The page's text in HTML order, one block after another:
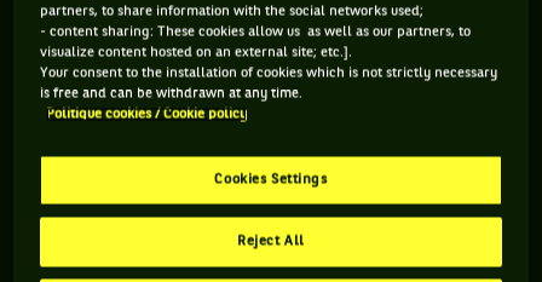
Vous devez accepter les cookies de type
"Réseaux sociaux" pour pouvoir accéder à ce
contenu
partners, to share information with the social networks used;
- content sharing: These cookies allow us as well as our partners, to
visualize content hosted on an external site; etc.].
Your consent to the installation of cookies which is not strictly necessary
is free and can be withdrawn at any time.
Politique cookies / Cookie policy
Cookies Settings
Reject All